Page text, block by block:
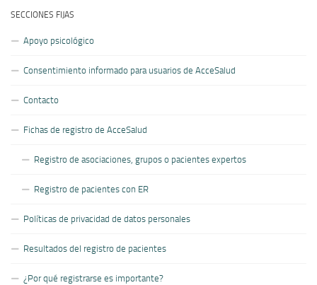
SECCIONES FIJAS
Apoyo psicológico
Consentimiento informado para usuarios de AcceSalud
Contacto
Fichas de registro de AcceSalud
Registro de asociaciones, grupos o pacientes expertos
Registro de pacientes con ER
Políticas de privacidad de datos personales
Resultados del registro de pacientes
¿Por qué registrarse es importante?